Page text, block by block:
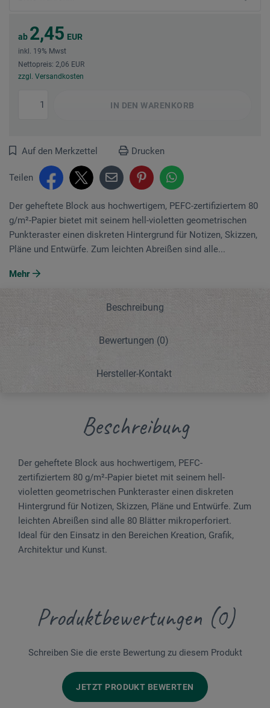
ab 2,45 EUR
inkl. 19% Mwst
Nettopreis: 2,06 EUR
zzgl. Versandkosten
IN DEN WARENKORB
Auf den Merkzettel Drucken
Teilen
Der geheftete Block aus hochwertigem, PEFC-zertifiziertem 80
g/m²-Papier bietet mit seinem hell-violetten geometrischen
Punkteraster einen diskreten Hintergrund für Notizen, Skizzen,
Pläne und Entwürfe. Zum leichten Abreißen sind alle...
Mehr
Beschreibung
Bewertungen (0)
Hersteller-Kontakt
Beschreibung
Der geheftete Block aus hochwertigem, PEFC-
zertifiziertem 80 g/m²-Papier bietet mit seinem hell-
violetten geometrischen Punkteraster einen diskreten
Hintergrund für Notizen, Skizzen, Pläne und Entwürfe. Zum
leichten Abreißen sind alle 80 Blätter mikroperforiert.
Ideal für den Einsatz in den Bereichen Kreation, Grafik,
Architektur und Kunst.
Produktbewertungen (0)
Schreiben Sie die erste Bewertung zu diesem Produkt
JETZT PRODUKT BEWERTEN